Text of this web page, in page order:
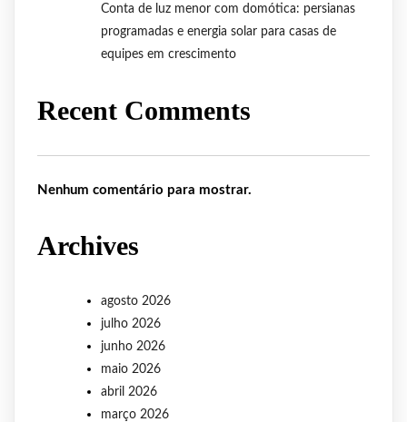
Conta de luz menor com domótica: persianas
programadas e energia solar para casas de
equipes em crescimento
Recent Comments
Nenhum comentário para mostrar.
Archives
agosto 2026
julho 2026
junho 2026
maio 2026
abril 2026
março 2026